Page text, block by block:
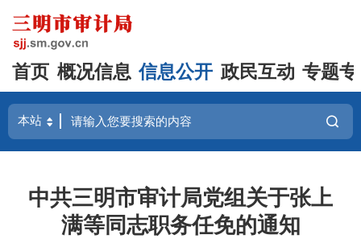
首页 概况信息 信息公开 政民互动 专题
中共三明市审计局党组关于张上
满等同志职务任免的通知